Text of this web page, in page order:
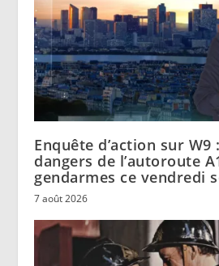
Enquête d’action sur
dangers de l’autoroute
gendarmes ce vendredi
7 août 2026